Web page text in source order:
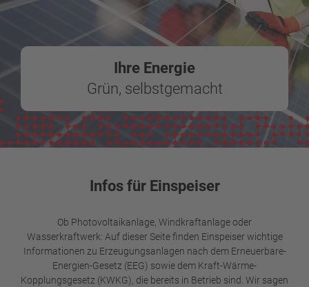
Ihre Energie
Grün, selbstgemacht
Infos für Einspeiser
Ob Photovoltaikanlage, Windkraftanlage oder
Wasserkraftwerk: Auf dieser Seite finden Einspeiser wichtige
Informationen zu Erzeugungsanlagen nach dem Erneuerbare-
Energien-Gesetz (EEG) sowie dem Kraft-Wärme-
Kopplungsgesetz (KWKG), die bereits in Betrieb sind. Wir sagen